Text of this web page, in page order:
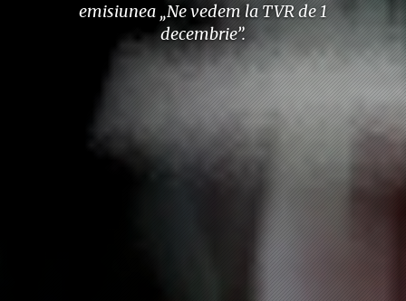
emisiunea „Ne vedem la TVR de 1
decembrie”.